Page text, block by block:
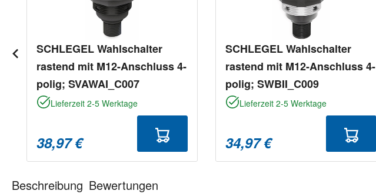
SCHLEGEL Wahlschalter
rastend mit M12-Anschluss 4-
polig; SVAWAI_C007
Lieferzeit 2-5 Werktage
38,97 €
SCHLEGEL Wahlschalter
rastend mit M12-Anschluss 4-
polig; SWBII_C009
Lieferzeit 2-5 Werktage
34,97 €
Beschreibung Bewertungen